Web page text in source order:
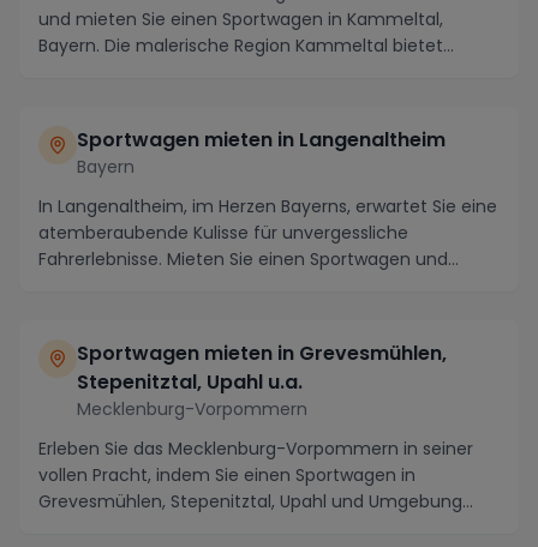
und mieten Sie einen Sportwagen in Kammeltal,
Bayern. Die malerische Region Kammeltal bietet
Sportwagen mieten in Langenaltheim
Bayern
In Langenaltheim, im Herzen Bayerns, erwartet Sie eine
atemberaubende Kulisse für unvergessliche
Fahrerlebnisse. Mieten Sie einen Sportwagen und
Sportwagen mieten in Grevesmühlen,
Stepenitztal, Upahl u.a.
Mecklenburg-Vorpommern
Erleben Sie das Mecklenburg-Vorpommern in seiner
vollen Pracht, indem Sie einen Sportwagen in
Grevesmühlen, Stepenitztal, Upahl und Umgebung